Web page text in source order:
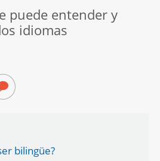
puede entender y
idiomas
bilingüe?